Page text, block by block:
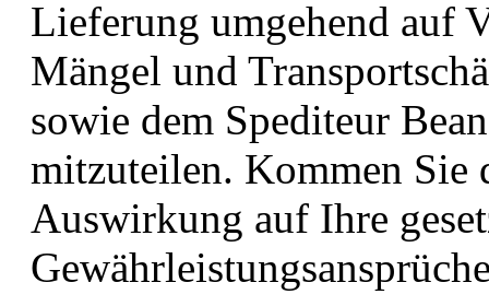
Lieferung umgehend auf
Mängel und
sowie dem Spediteur
mitzuteilen. Kommen Sie
Auswirkung auf Ihre